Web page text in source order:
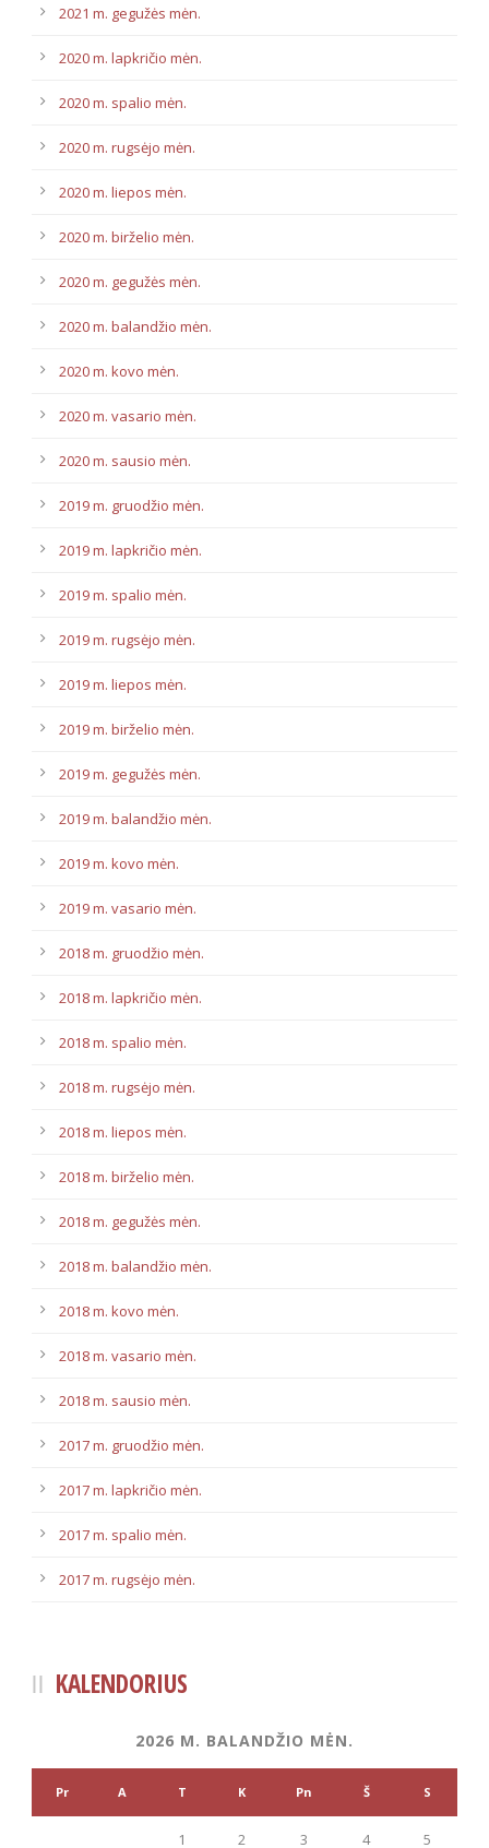
2021 m. gegužės mėn.
2020 m. lapkričio mėn.
2020 m. spalio mėn.
2020 m. rugsėjo mėn.
2020 m. liepos mėn.
2020 m. birželio mėn.
2020 m. gegužės mėn.
2020 m. balandžio mėn.
2020 m. kovo mėn.
2020 m. vasario mėn.
2020 m. sausio mėn.
2019 m. gruodžio mėn.
2019 m. lapkričio mėn.
2019 m. spalio mėn.
2019 m. rugsėjo mėn.
2019 m. liepos mėn.
2019 m. birželio mėn.
2019 m. gegužės mėn.
2019 m. balandžio mėn.
2019 m. kovo mėn.
2019 m. vasario mėn.
2018 m. gruodžio mėn.
2018 m. lapkričio mėn.
2018 m. spalio mėn.
2018 m. rugsėjo mėn.
2018 m. liepos mėn.
2018 m. birželio mėn.
2018 m. gegužės mėn.
2018 m. balandžio mėn.
2018 m. kovo mėn.
2018 m. vasario mėn.
2018 m. sausio mėn.
2017 m. gruodžio mėn.
2017 m. lapkričio mėn.
2017 m. spalio mėn.
2017 m. rugsėjo mėn.
KALENDORIUS
2026 M. BALANDŽIO MĖN.
Pr A T K Pn Š S
1 2 3 4 5